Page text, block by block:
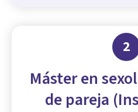
2
Máster en
de pareja